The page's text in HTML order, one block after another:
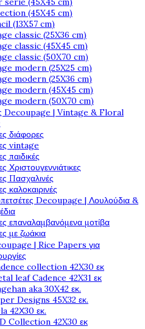
(45X45 cm)
(13X57 cm)
classic (25X36 cm)
classic (45X45 cm)
classic (50X70 cm)
modern (25X25 cm)
modern (25X36 cm)
modern (45X45 cm)
modern (50X70 cm)
Decoupage | Vintage & Floral
διάφορες
vintage
παιδικές
Χριστουγεννιάτικες
Πασχαλινές
καλοκαιρινές
Decoupage | Λουλούδια &
επαναλαμβανόμενα μοτίβα
με ζωάκια
| Rice Papers για
collection 42X30 εκ
leaf Cadence 42X31 εκ
aka 30X42 εκ.
Designs 45X32 εκ.
42Χ30 εκ.
Collection 42X30 εκ